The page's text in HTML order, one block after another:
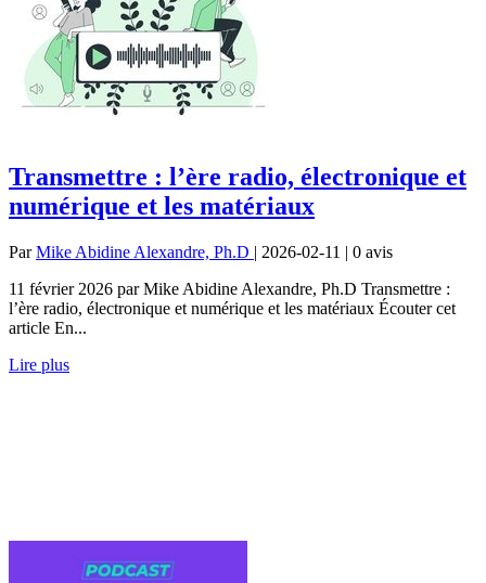
Transmettre : l’ère radio, électronique et
numérique et les matériaux
ParMike Abidine Alexandre, Ph.D | 2026-02-11 | 0 avis
11 février 2026 par Mike Abidine Alexandre, Ph.D Transmettre :
l’ère radio, électronique et numérique et les matériaux Écouter cet
article En...
Lire plus